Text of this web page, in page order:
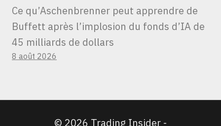
Ce qu’Aschenbrenner peut apprendre de
Buffett après l’implosion du fonds d’IA de
45 milliards de dollars
8 août 2026
© 2026 Trading Insider -